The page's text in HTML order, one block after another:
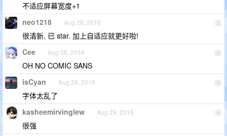
不适应屏幕宽度+1
3
neo1218 Aug 28, 2016
很清新, 已 star. 加上自适应就更好啦!
4
Cee Aug 28, 2016
OH NO COMIC SANS
5
isCyan Aug 28, 2016
字体太乱了
6
kasheemirvinglew Aug 29, 2016
很强